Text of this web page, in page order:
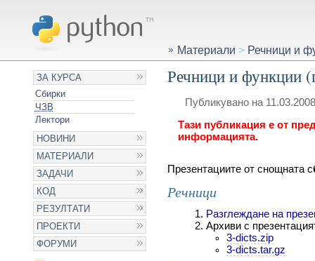
ЗА КУРСА
Сбирки
ЧЗВ
Лектори
НОВИНИ
МАТЕРИАЛИ
ЗАДАЧИ
КОД
РЕЗУЛТАТИ
ПРОЕКТИ
ФОРУМИ
Материали > Речници и
Речници и функции
Публикувано на
Тази публикация е от
информацията.
Презентациите от снощната с
Речници
Разглеждане на
Архиви с
3-dicts.zip
3-dicts.tar.gz